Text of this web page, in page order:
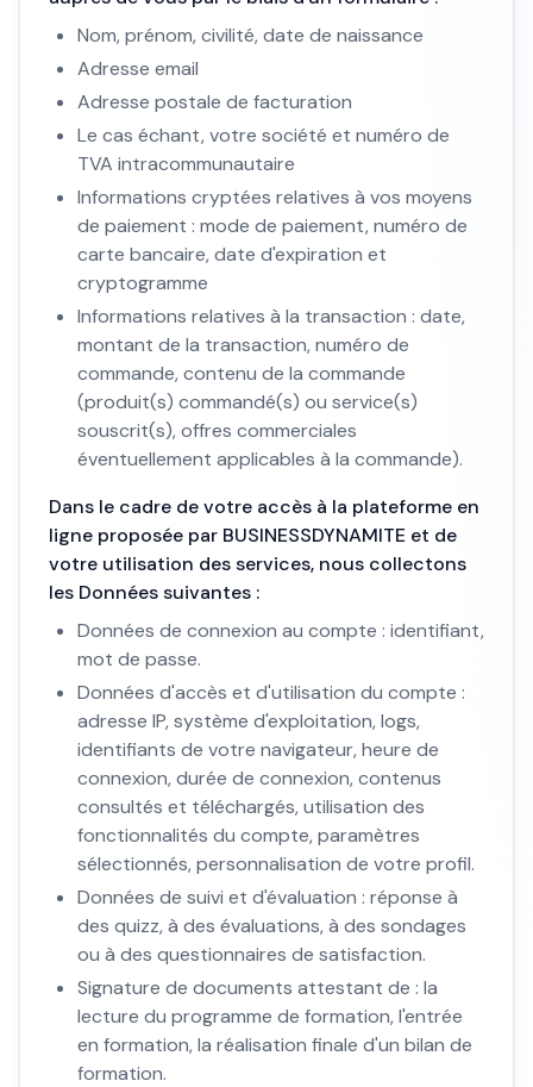
Nom, prénom, civilité, date de naissance
Adresse email
Adresse postale de facturation
Le cas échant, votre société et numéro de
TVA intracommunautaire
Informations cryptées relatives à vos moyens
de paiement : mode de paiement, numéro de
carte bancaire, date d'expiration et
cryptogramme
Informations relatives à la transaction : date,
montant de la transaction, numéro de
commande, contenu de la commande
(produit(s) commandé(s) ou service(s)
souscrit(s), offres commerciales
éventuellement applicables à la commande).
Dans le cadre de votre accès à la plateforme en
ligne proposée par BUSINESSDYNAMITE et de
votre utilisation des services, nous collectons
les Données suivantes :
Données de connexion au compte : identifiant,
mot de passe.
Données d'accès et d'utilisation du compte :
adresse IP, système d'exploitation, logs,
identifiants de votre navigateur, heure de
connexion, durée de connexion, contenus
consultés et téléchargés, utilisation des
fonctionnalités du compte, paramètres
sélectionnés, personnalisation de votre profil.
Données de suivi et d'évaluation : réponse à
des quizz, à des évaluations, à des sondages
ou à des questionnaires de satisfaction.
Signature de documents attestant de : la
lecture du programme de formation, l'entrée
en formation, la réalisation finale d'un bilan de
formation.